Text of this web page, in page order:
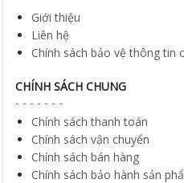
Giới thiệu
Liên hệ
Chính sách bảo vệ thông tin
CHÍNH SÁCH CHUNG
Chính sách thanh toán
Chính sách vận chuyển
Chính sách bán hàng
Chính sách bảo hành sản